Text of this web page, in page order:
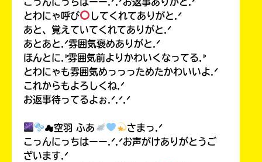
とわにゃ呼び
してくれてありがと.ᐟ
あと、覚えていてくれてありがと.ᐟ
あとあと.ᐟ雰囲気褒めありがと.ᐟ
ほんとに.ᐣ雰囲気前よりかわいくなってる.ᐣ
とわにゃも雰囲気めっっっためたかわいいよ.ᐟ
これからもよろしくね.ᐟ
お返事待ってるよぉ.ᐟ.ᐟ.ᐟ
☁空羽 ふあ
さまっ.ᐟ
こっんにっちはーー.ᐟ.ᐟお声がけありがとうご
ざいます.ᐟ